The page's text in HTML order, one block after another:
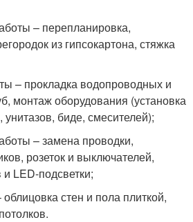
– перепланировка,
из гипсокартона, стяжка
– прокладка водопроводных и
монтаж оборудования (установка
биде, смесителей);
– замена проводки,
розеток и выключателей,
LED-подсветки;
стен и пола плиткой,